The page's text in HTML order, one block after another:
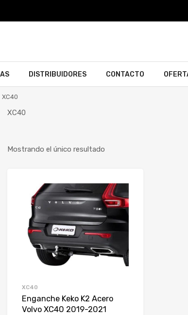
DISTRIBUIDORES CONTACTO
XC40
XC40
Mostrando el único resultado
XC40
Enganche Keko K2 Acero
Volvo XC40 2019-2021